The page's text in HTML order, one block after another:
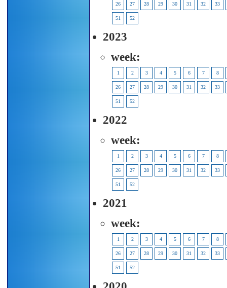
26 27 28 29 30 31 32 33
51 52
2023
week:
1 2 3 4 5 6 7 8
26 27 28 29 30 31 32 33
51 52
2022
week:
1 2 3 4 5 6 7 8
26 27 28 29 30 31 32 33
51 52
2021
week:
1 2 3 4 5 6 7 8
26 27 28 29 30 31 32 33
51 52